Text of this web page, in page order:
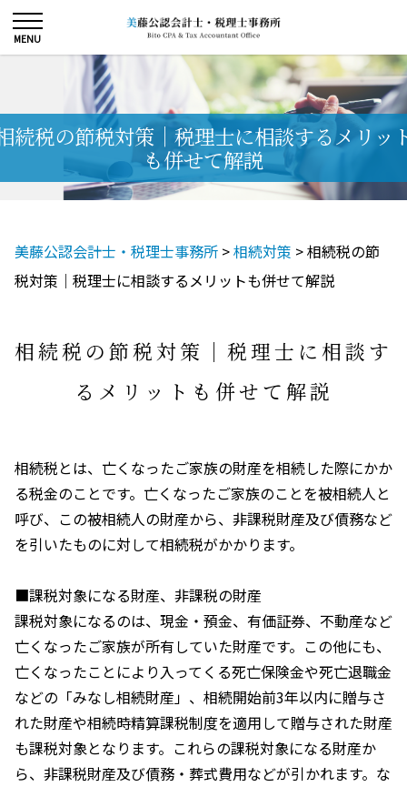
続税の節税対策｜税理士に相談するメリッ
も併せて解説
美藤公認会計士・税理士事務所 >相続対策 >相続税の節
税対策｜税理士に相談するメリットも併せて解説
相続税の節税対策｜税理士に相談す
るメリットも併せて解説
相続税とは、亡くなったご家族の財産を相続した際にかか
る税金のことです。亡くなったご家族のことを被相続人と
呼び、この被相続人の財産から、非課税財産及び債務など
を引いたものに対して相続税がかかります。
■課税対象になる財産、非課税の財産
課税対象になるのは、現金・預金、有価証券、不動産など
亡くなったご家族が所有していた財産です。この他にも、
亡くなったことにより入ってくる死亡保険金や死亡退職金
などの「みなし相続財産」、相続開始前3年以内に贈与さ
れた財産や相続時精算課税制度を適用して贈与された財産
も課税対象となります。これらの課税対象になる財産か
ら、非課税財産及び債務・葬式費用などが引かれます。な